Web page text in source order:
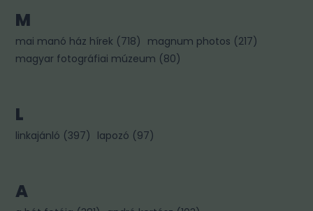
M
mai manó ház hírek (718) magnum photos (217)
magyar fotográfiai múzeum (80)
L
linkajánló (397) lapozó (97)
A